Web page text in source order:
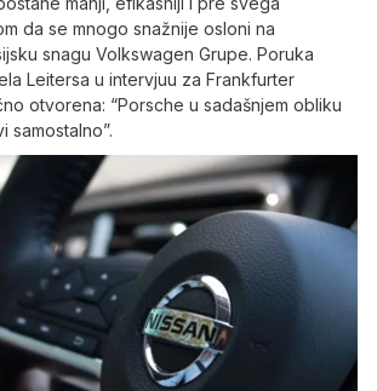
da se mnogo snažnije osloni na
snagu Volkswagen Grupe. Poruka
Leitersa u intervjuu za Frankfurter
otvorena: “Porsche u sadašnjem obliku
samostalno”.